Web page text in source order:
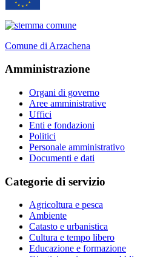
Comune di Arzachena
Amministrazione
Organi di governo
Aree amministrative
Uffici
Enti e fondazioni
Politici
Personale amministrativo
Documenti e dati
Categorie di servizio
Agricoltura e pesca
Ambiente
Catasto e urbanistica
Cultura e tempo libero
Educazione e formazione